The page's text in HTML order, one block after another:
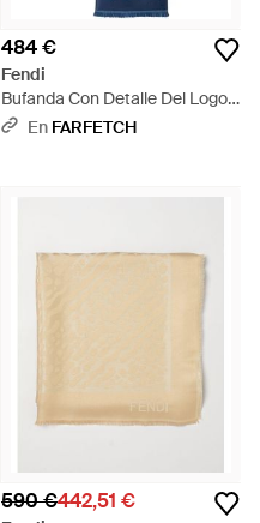
484 €
Fendi
Bufanda Con Detalle Del Logo -
AzulEn FARFETCH
590 €442,51 €